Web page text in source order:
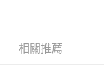
相關推薦